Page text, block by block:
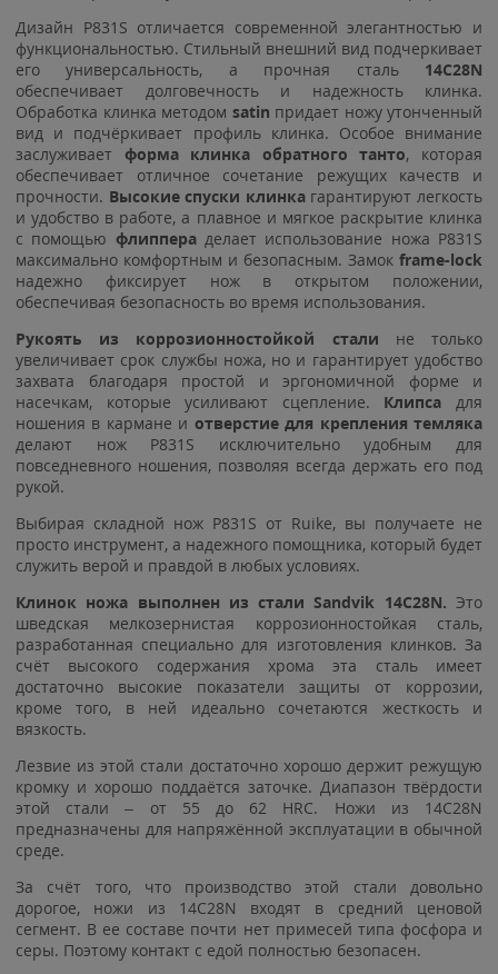
Дизайн P831S отличается современной элегантностью и
функциональностью. Стильный внешний вид подчеркивает
его универсальность, а прочная сталь 14C28N
обеспечивает долговечность и надежность клинка.
Обработка клинка методом satin придает ножу утонченный
вид и подчёркивает профиль клинка. Особое внимание
заслуживает форма клинка обратного танто, которая
обеспечивает отличное сочетание режущих качеств и
прочности. Высокие спуски клинкагарантируют легкость
и удобство в работе, а плавное и мягкое раскрытие клинка
с помощью флиппера делает использование ножа P831S
максимально комфортным и безопасным. Замок frame-lock
надежно фиксирует нож в открытом положении,
обеспечивая безопасность во время использования.
Рукоять из коррозионностойкой стали не только
увеличивает срок службы ножа, но и гарантирует удобство
захвата благодаря простой и эргономичной форме и
насечкам, которые усиливают сцепление. Клипса для
ношения в кармане и отверстие для крепления темляка
делают нож P831S исключительно удобным для
повседневного ношения, позволяя всегда держать его под
рукой.
Выбирая складной нож P831S от Ruike, вы получаете не
просто инструмент, а надежного помощника, который будет
служить верой и правдой в любых условиях.
Клинок ножа выполнен из стали Sandvik 14C28N. Это
шведская мелкозернистая коррозионностойкая сталь,
разработанная специально для изготовления клинков. За
счёт высокого содержания хрома эта сталь имеет
достаточно высокие показатели защиты от коррозии,
кроме того, в ней идеально сочетаются жесткость и
вязкость.
Лезвие из этой стали достаточно хорошо держит режущую
кромку и хорошо поддаётся заточке. Диапазон твёрдости
этой стали – от 55 до 62 HRC. Ножи из 14C28N
предназначены для напряжённой эксплуатации в обычной
среде.
За счёт того, что производство этой стали довольно
дорогое, ножи из 14C28N входят в средний ценовой
сегмент. В ее составе почти нет примесей типа фосфора и
серы. Поэтому контакт с едой полностью безопасен.